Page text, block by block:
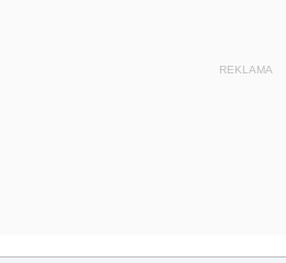
REKLAMA